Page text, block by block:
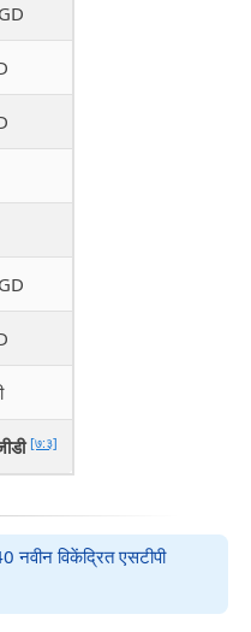
[७:३]
नवीन विकेंद्रित एसटीपी